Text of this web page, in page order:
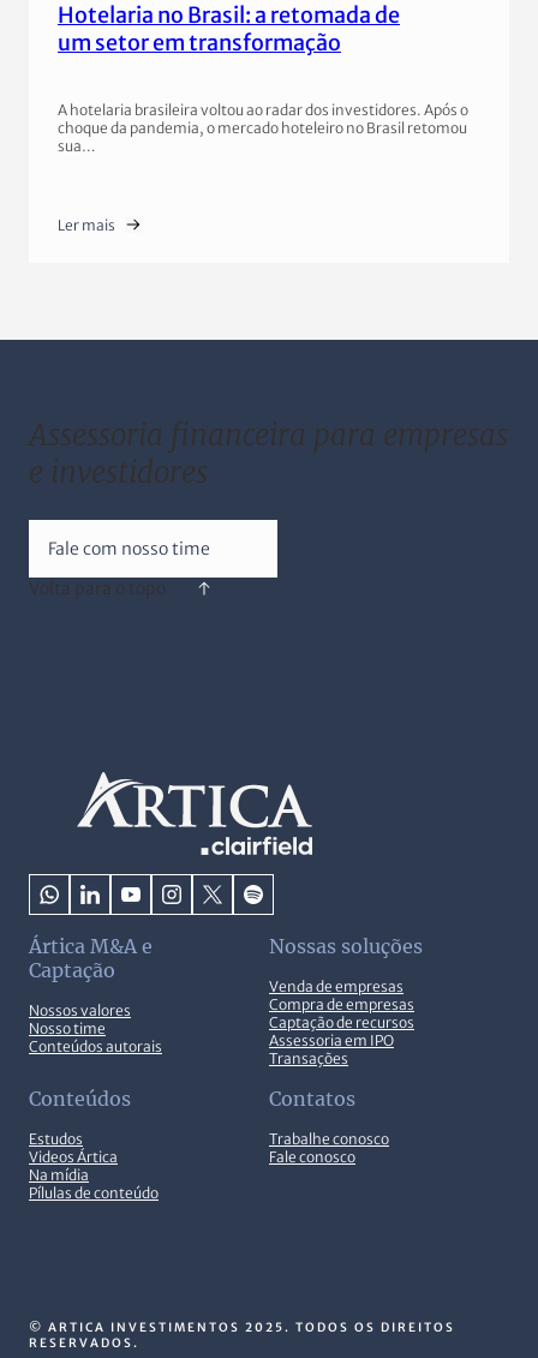
Hotelaria no Brasil: a retomada de
um setor em transformação
A hotelaria brasileira voltou ao radar dos investidores. Após o
choque da pandemia, o mercado hoteleiro no Brasil retomou
sua…
Ler mais
Assessoria financeira para empresas
e investidores
Fale com nosso time
Volta para o topo
Ártica M&A e
Captação
Nossos valores
Nosso time
Conteúdos autorais
Nossas soluções
Venda de empresas
Compra de empresas
Captação de recursos
Assessoria em IPO
Transações
Conteúdos
Estudos
Videos Ártica
Na mídia
Pílulas de conteúdo
Contatos
Trabalhe conosco
Fale conosco
© ARTICA INVESTIMENTOS 2025. TODOS OS DIREITOS
RESERVADOS.